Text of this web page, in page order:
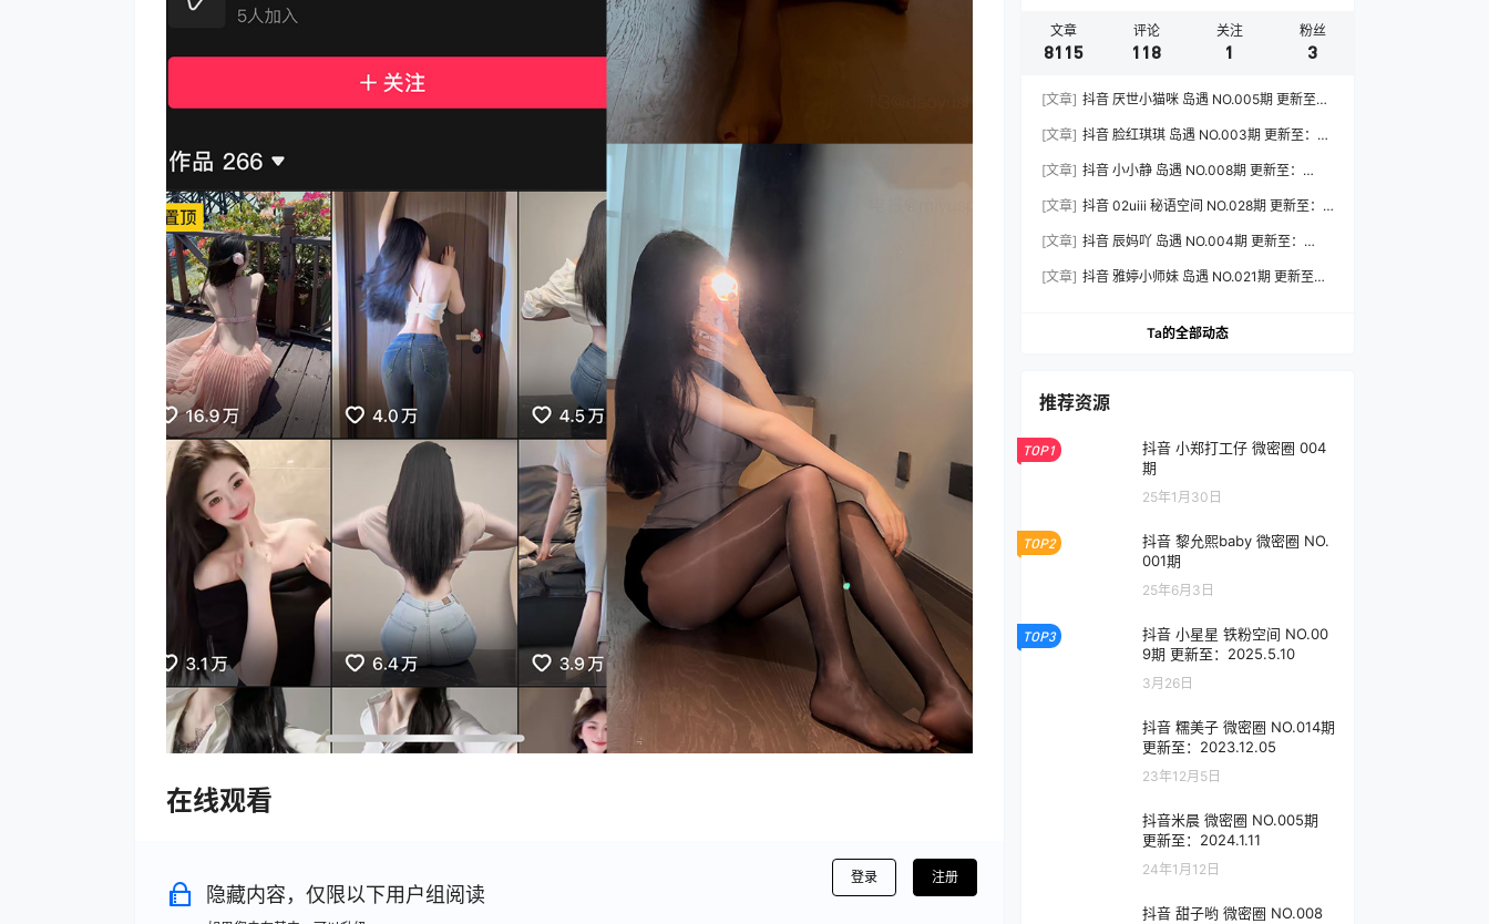
在线观看
隐藏内容，仅限以下用户组阅读
登录 注册
文章
8115
评论
118
关注
1
粉丝
3
[文章] 抖音 厌世小猫咪 岛遇 NO.005期 更新至：
[文章] 抖音 脸红琪琪 岛遇 NO.003期 更新至：
[文章] 抖音 小小静 岛遇 NO.008期 更新至：
[文章] 抖音 02uiii 秘语空间 NO.028期 更新至：
[文章] 抖音 辰妈吖 岛遇 NO.004期 更新至：
[文章] 抖音 雅婷小师妹 岛遇 NO.021期 更新至：
Ta的全部动态
推荐资源
TOP1
抖音 小郑打工仔 微密圈 004
期
25年1月30日
TOP2
抖音 黎允熙baby 微密圈 NO.
001期
25年6月3日
TOP3
抖音 小星星 铁粉空间 NO.00
9期 更新至：2025.5.10
3月26日
抖音 糯美子 微密圈 NO.014期
更新至：2023.12.05
23年12月5日
抖音米晨 微密圈 NO.005期
更新至：2024.1.11
24年1月12日
抖音 甜子哟 微密圈 NO.008